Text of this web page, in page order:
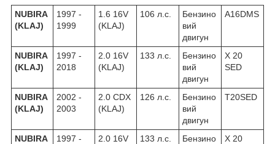
NUBIRA
(KLAJ)
1997 -
1999
1.6 16V
(KLAJ)
106 л.с.
Бензино
вий
двигун
A16DMS
NUBIRA
(KLAJ)
1997 -
2018
2.0 16V
(KLAJ)
133 л.с.
Бензино
вий
двигун
X 20
SED
NUBIRA
(KLAJ)
2002 -
2003
2.0 CDX
(KLAJ)
126 л.с.
Бензино
вий
двигун
T20SED
NUBIRA
1997 -
2.0 16V
133 л.с.
Бензино
X 20